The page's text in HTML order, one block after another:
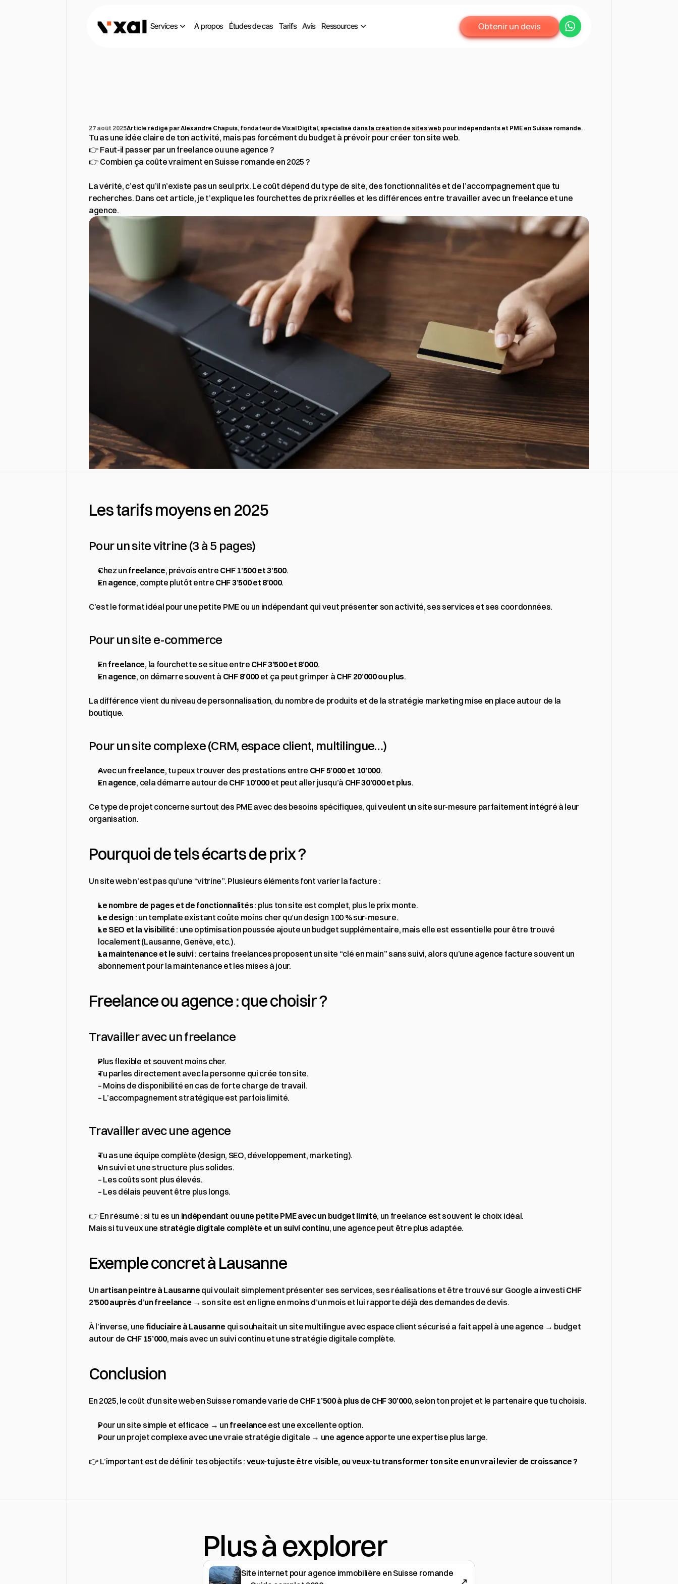
Services A propos Études de cas Tarifs Avis Ressources Obtenir un devis
27 août 2025Article rédigé par Alexandre Chapuis, fondateur de Vixal Digital, spécialisé dans la création de sites web pour indépendants et PME en Suisse romande.
Tu as une idée claire de ton activité, mais pas forcément du budget à prévoir pour créer ton site web.
👉 Faut-il passer par un freelance ou une agence ?
👉 Combien ça coûte vraiment en Suisse romande en 2025 ?
La vérité, c’est qu’il n’existe pas un seul prix. Le coût dépend du type de site, des fonctionnalités et de l’accompagnement que tu
recherches. Dans cet article, je t’explique les fourchettes de prix réelles et les différences entre travailler avec un freelance et une
agence.
Les tarifs moyens en 2025
Pour un site vitrine (3 à 5 pages)
Chez un freelance, prévois entre CHF 1’500 et 3’500.
En agence, compte plutôt entre CHF 3’500 et 8’000.
C’est le format idéal pour une petite PME ou un indépendant qui veut présenter son activité, ses services et ses coordonnées.
Pour un site e-commerce
En freelance, la fourchette se situe entre CHF 3’500 et 8’000.
En agence, on démarre souvent à CHF 8’000 et ça peut grimper à CHF 20’000 ou plus.
La différence vient du niveau de personnalisation, du nombre de produits et de la stratégie marketing mise en place autour de la
boutique.
Pour un site complexe (CRM, espace client, multilingue…)
Avec un freelance, tu peux trouver des prestations entre CHF 5’000 et 10’000.
En agence, cela démarre autour de CHF 10’000 et peut aller jusqu’à CHF 30’000 et plus.
Ce type de projet concerne surtout des PME avec des besoins spécifiques, qui veulent un site sur-mesure parfaitement intégré à leur
organisation.
Pourquoi de tels écarts de prix ?
Un site web n’est pas qu’une “vitrine”. Plusieurs éléments font varier la facture :
Le nombre de pages et de fonctionnalités : plus ton site est complet, plus le prix monte.
Le design : un template existant coûte moins cher qu’un design 100 % sur-mesure.
Le SEO et la visibilité : une optimisation poussée ajoute un budget supplémentaire, mais elle est essentielle pour être trouvé
localement (Lausanne, Genève, etc.).
La maintenance et le suivi : certains freelances proposent un site “clé en main” sans suivi, alors qu’une agence facture souvent un
abonnement pour la maintenance et les mises à jour.
Freelance ou agence : que choisir ?
Travailler avec un freelance
Plus flexible et souvent moins cher.
Tu parles directement avec la personne qui crée ton site.
– Moins de disponibilité en cas de forte charge de travail.
– L’accompagnement stratégique est parfois limité.
Travailler avec une agence
Tu as une équipe complète (design, SEO, développement, marketing).
Un suivi et une structure plus solides.
– Les coûts sont plus élevés.
– Les délais peuvent être plus longs.
👉 En résumé : si tu es un indépendant ou une petite PME avec un budget limité, un freelance est souvent le choix idéal.
Mais si tu veux une stratégie digitale complète et un suivi continu, une agence peut être plus adaptée.
Exemple concret à Lausanne
Un artisan peintre à Lausanne qui voulait simplement présenter ses services, ses réalisations et être trouvé sur Google a investi CHF
2’500 auprès d’un freelance → son site est en ligne en moins d’un mois et lui rapporte déjà des demandes de devis.
À l’inverse, une fiduciaire à Lausanne qui souhaitait un site multilingue avec espace client sécurisé a fait appel à une agence → budget
autour de CHF 15’000, mais avec un suivi continu et une stratégie digitale complète.
Conclusion
En 2025, le coût d’un site web en Suisse romande varie de CHF 1’500 à plus de CHF 30’000, selon ton projet et le partenaire que tu choisis.
Pour un site simple et efficace → un freelance est une excellente option.
Pour un projet complexe avec une vraie stratégie digitale → une agence apporte une expertise plus large.
👉 L’important est de définir tes objectifs : veux-tu juste être visible, ou veux-tu transformer ton site en un vrai levier de croissance ?
Plus à explorer
Site internet pour agence immobilière en Suisse romande